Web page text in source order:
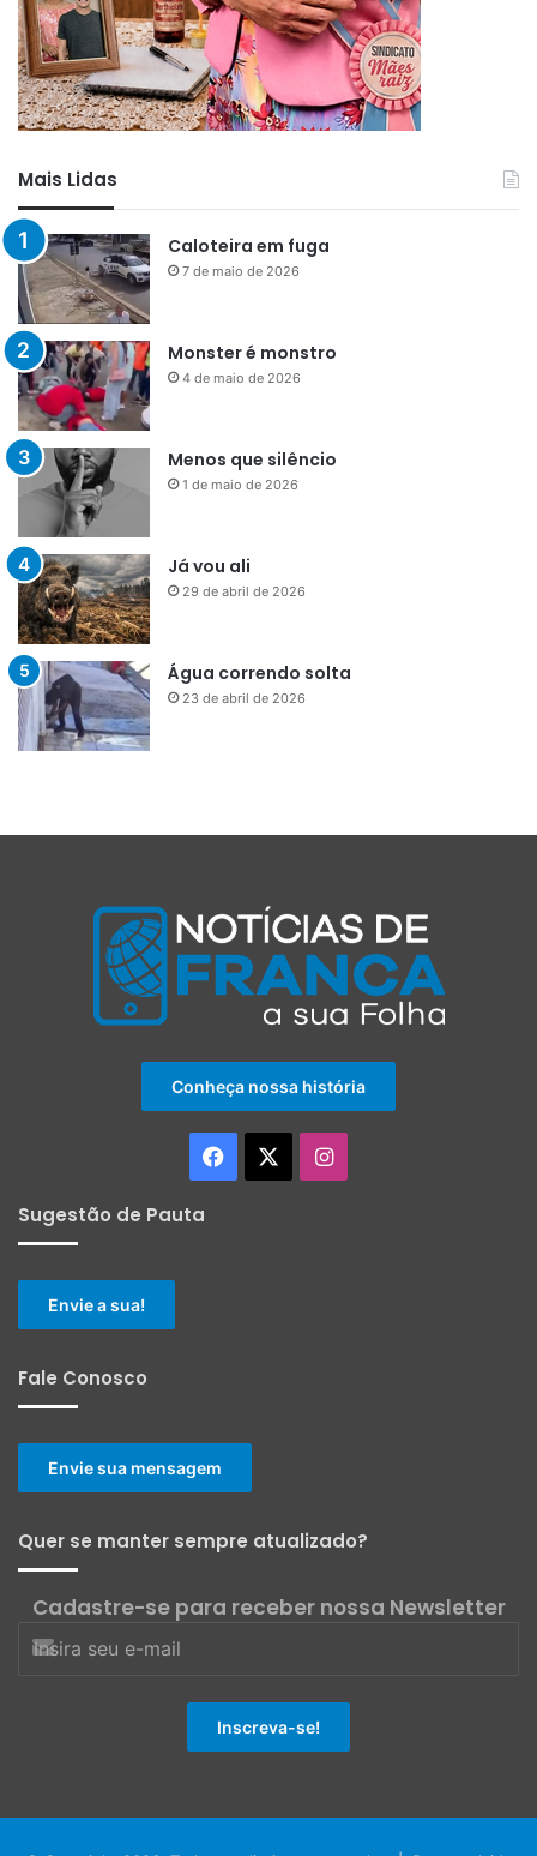
Mais Lidas
Caloteira em fuga
7 de maio de 2026
Monster é monstro
4 de maio de 2026
Menos que silêncio
1 de maio de 2026
Já vou ali
29 de abril de 2026
Água correndo solta
23 de abril de 2026
Conheça nossa história
Facebook Instagram
Sugestão de Pauta
Envie a sua!
Fale Conosco
Envie sua mensagem
Quer se manter sempre atualizado?
Cadastre-se para receber nossa Newsletter